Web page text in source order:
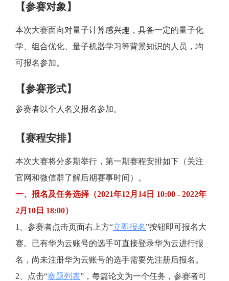
客
论
坛
的
圈
子
我
的
直
我
的
动
我
关
注
发
学
Programs
我
的
持
【参赛对象】
本次大赛面向对量子计算感兴趣，具备一定的量子化
学、组合优化、量子机器学习等背景知识的人员，均
可报名参加。
【参赛形式】
参赛者以个人名义报名参加。
【赛程安排】
本次大赛将分多期举行，第一期赛程安排如下（关注
官网和微信群了解后期赛事时间）。
一、报名及任务选择（2021年12月14日 10:00 - 2022年
2月10日 18:00）
1、参赛者点击页面右上方“立即报名”按钮即可报名大
赛。已有华为云账号的选手可直接登录华为云进行报
名，尚未注册华为云账号的选手需要先注册后报名。
2、点击“赛题列表”，每篇论文为一个任务，参赛者可